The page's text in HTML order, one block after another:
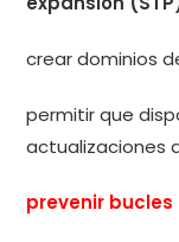
crear dominios
permitir que
actualizaciones
prevenir bucles